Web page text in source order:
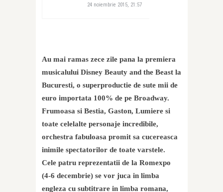
24 noiembrie 2015, 21:57
Au mai ramas zece zile pana la premiera
musicalului Disney Beauty and the Beast la
Bucuresti, o superproductie de sute mii de
euro importata 100% de pe Broadway.
Frumoasa si Bestia, Gaston, Lumiere si
toate celelalte personaje incredibile,
orchestra fabuloasa promit sa cucereasca
inimile spectatorilor de toate varstele.
Cele patru reprezentatii de la Romexpo
(4-6 decembrie) se vor juca in limba
engleza cu subtitrare in limba romana,